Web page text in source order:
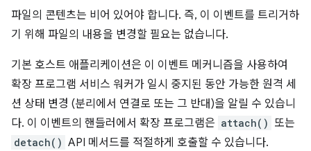
파일의 콘텐츠는 비어 있어야 합니다. 즉, 이 이벤트를 트리거하
기 위해 파일의 내용을 변경할 필요는 없습니다.
기본 호스트 애플리케이션은 이 이벤트 메커니즘을 사용하여
확장 프로그램 서비스 워커가 일시 중지된 동안 가능한 원격 세
션 상태 변경 (분리에서 연결로 또는 그 반대)을 알릴 수 있습니
다. 이 이벤트의 핸들러에서 확장 프로그램은 attach() 또는
detach() API 메서드를 적절하게 호출할 수 있습니다.